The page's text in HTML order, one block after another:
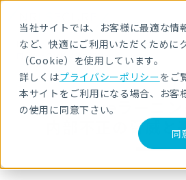
当社サイトでは、お客様に最適な情
など、快適にご利用いただくために
（Cookie）を使用しています。
詳しくはプライバシーポリシーをご
本サイトをご利用になる場合、お客
の使用に同意下さい。
同
HOME サービス・製品 セキュリティ教育・
内部不正の脅威と基本的対策
eラーニン
内部不正の脅威と